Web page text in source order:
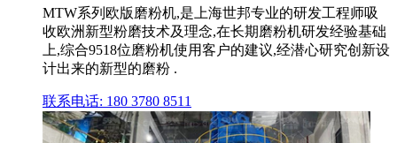
MTW系列欧版磨粉机,是上海世邦专业的研发工程师吸
收欧洲新型粉磨技术及理念,在长期磨粉机研发经验基础
上,综合9518位磨粉机使用客户的建议,经潜心研究创新设
计出来的新型的磨粉 .
联系电话: 180 3780 8511